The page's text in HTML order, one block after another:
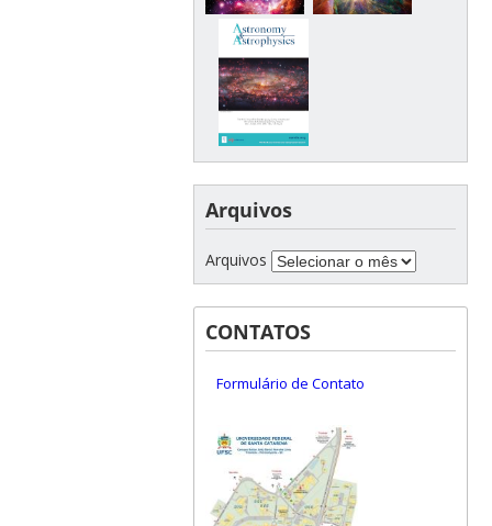
Arquivos
Arquivos
CONTATOS
Formulário de Contato